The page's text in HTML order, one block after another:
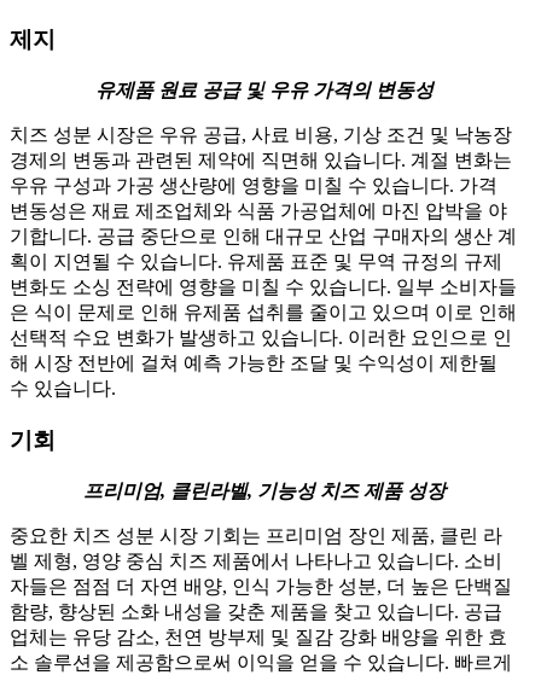
제지
유제품 원료 공급 및 우유 가격의 변동성
치즈 성분 시장은 우유 공급, 사료 비용, 기상 조건 및 낙농장
경제의 변동과 관련된 제약에 직면해 있습니다. 계절 변화는
우유 구성과 가공 생산량에 영향을 미칠 수 있습니다. 가격
변동성은 재료 제조업체와 식품 가공업체에 마진 압박을 야
기합니다. 공급 중단으로 인해 대규모 산업 구매자의 생산 계
획이 지연될 수 있습니다. 유제품 표준 및 무역 규정의 규제
변화도 소싱 전략에 영향을 미칠 수 있습니다. 일부 소비자들
은 식이 문제로 인해 유제품 섭취를 줄이고 있으며 이로 인해
선택적 수요 변화가 발생하고 있습니다. 이러한 요인으로 인
해 시장 전반에 걸쳐 예측 가능한 조달 및 수익성이 제한될
수 있습니다.
기회
프리미엄, 클린라벨, 기능성 치즈 제품 성장
중요한 치즈 성분 시장 기회는 프리미엄 장인 제품, 클린 라
벨 제형, 영양 중심 치즈 제품에서 나타나고 있습니다. 소비
자들은 점점 더 자연 배양, 인식 가능한 성분, 더 높은 단백질
함량, 향상된 소화 내성을 갖춘 제품을 찾고 있습니다. 공급
업체는 유당 감소, 천연 방부제 및 질감 강화 배양을 위한 효
소 솔루션을 제공함으로써 이익을 얻을 수 있습니다. 빠르게